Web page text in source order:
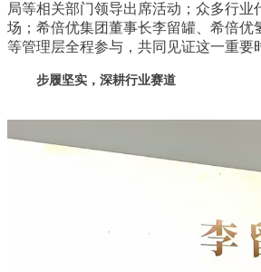
局等相关部门领导出席活动；众多行业
场；希倍优集团董事长李留罐、希倍优
等管理层全程参与，共同见证这一重要
步履坚实，深耕行业赛道